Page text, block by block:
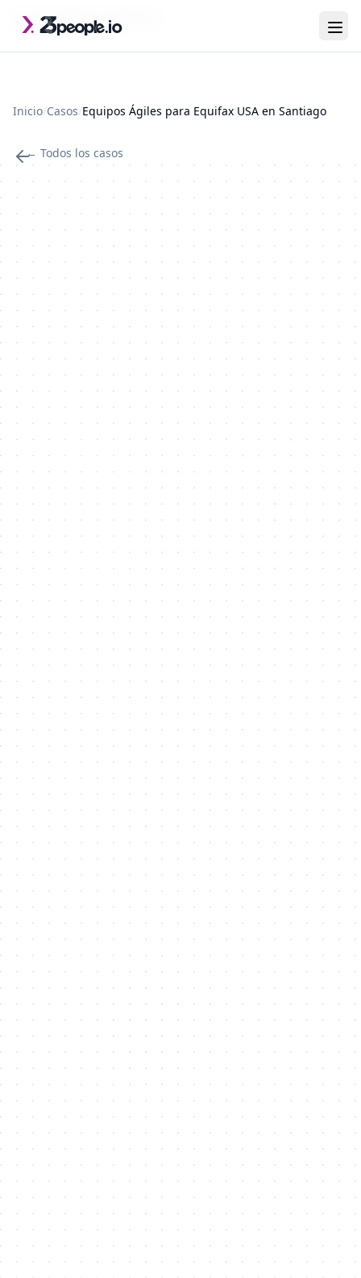
Última actualización: 2026-07-29
Inicio/Casos/Equipos Ágiles para Equifax USA en Santiago
← Todos los casos